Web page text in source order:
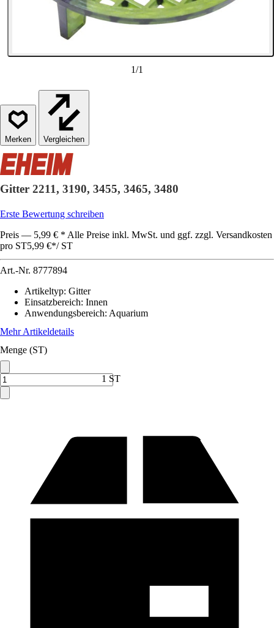
1/1
Vergleichen
Gitter 2211, 3190, 3455, 3465, 3480
Erste Bewertung schreiben
Preis — 5,99 € * Alle Preise inkl. MwSt. und ggf. zzgl. Versandkosten
pro ST5,99 €*/ ST
Art.-Nr. 8777894
Artikeltyp: Gitter
Einsatzbereich: Innen
Anwendungsbereich: Aquarium
Mehr Artikeldetails
Menge (ST)
1 ST